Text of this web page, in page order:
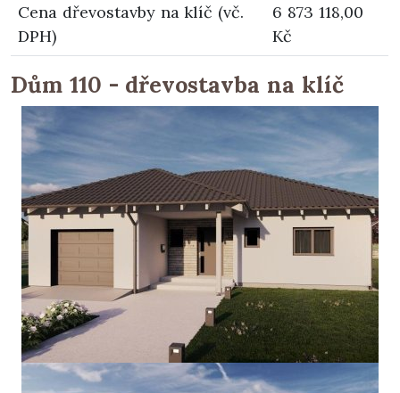
Cena dřevostavby na klíč (vč.
DPH)
6 873 118,00
Kč
Dům 110 - dřevostavba na klíč